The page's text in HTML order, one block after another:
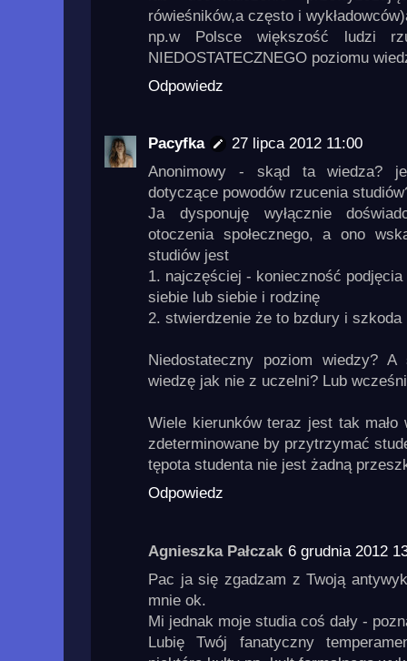
rówieśników,a często i
np.w Polsce większość ludzi
NIEDOSTATECZNEGO poziomu
Odpowiedz
Pacyfka
27 lipca 2012 11:00
Anonimowy - skąd ta wiedza?
dotyczące powodów rzucenia
Ja dysponuję wyłącznie
otoczenia społecznego, a ono
studiów jest
1. najczęściej - konieczność
siebie lub siebie i rodzinę
2. stwierdzenie że to bzdury i szkoda
Niedostateczny poziom wiedzy?
wiedzę jak nie z uczelni? Lub
Wiele kierunków teraz jest tak
zdeterminowane by przytrzymać
tępota studenta nie jest żadną
Odpowiedz
Agnieszka Pałczak 6 grudnia 2012
Pac ja się zgadzam z Twoją
mnie ok.
Mi jednak moje studia coś dały -
Lubię Twój fanatyczny